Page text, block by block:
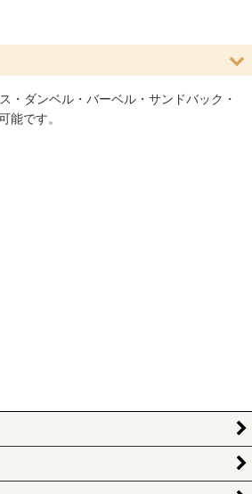
・ダンベル・バーベル・サンドバック・
能です。